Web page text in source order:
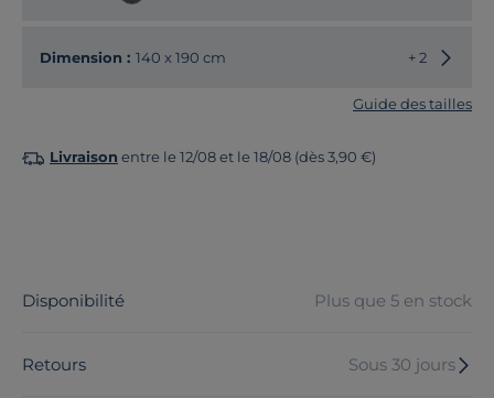
Dimension : 140 x 190 cm + 2
Guide des tailles
Livraison entre le 12/08 et le 18/08 (dès 3,90 €)
Disponibilité Plus que 5 en stock
Retours Sous 30 jours